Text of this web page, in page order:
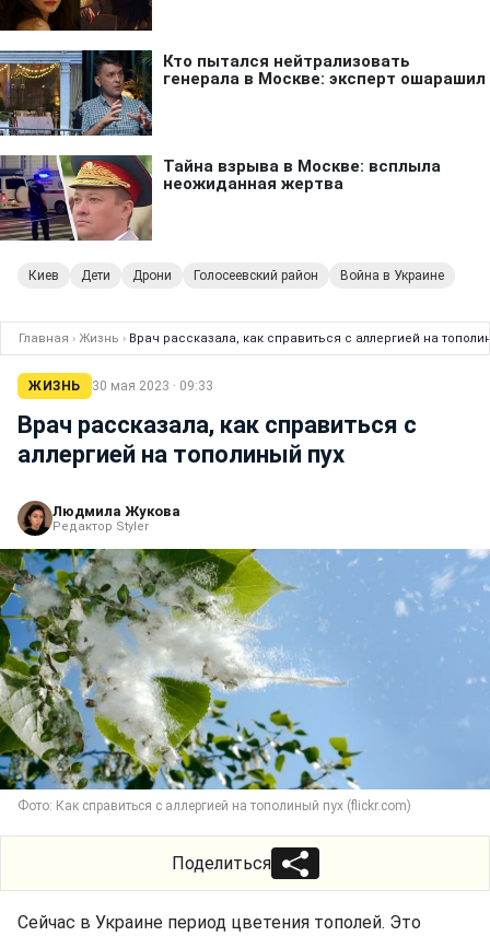
Киев Дети Дрони Голосеевский район Война в Украине
Главная › Жизнь › Врач рассказала, как справиться с аллергией на
ЖИЗНЬ 30 мая 2023 · 09:33
Врач рассказала, как справиться с
аллергией на тополиный пух
Людмила Жукова
Редактор Styler
Фото: Как справиться с аллергией на тополиный пух (flickr.com)
Поделиться
Сейчас в Украине период цветения тополей. Это